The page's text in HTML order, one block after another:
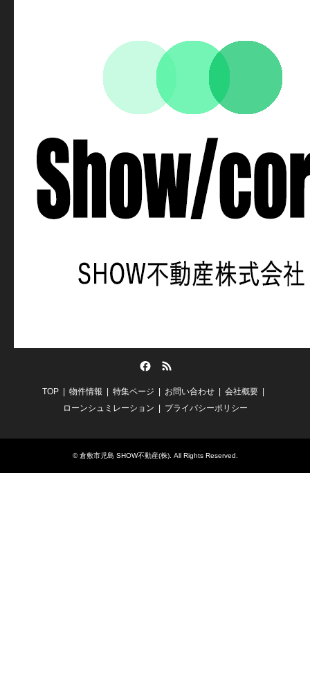
TOP 物件情報 特集ページ お問い合わせ
会社概要
ローンシュミレーション
プライバシーポリシー
©倉敷市児島 SHOW不動産(株). All Rights Reserved.